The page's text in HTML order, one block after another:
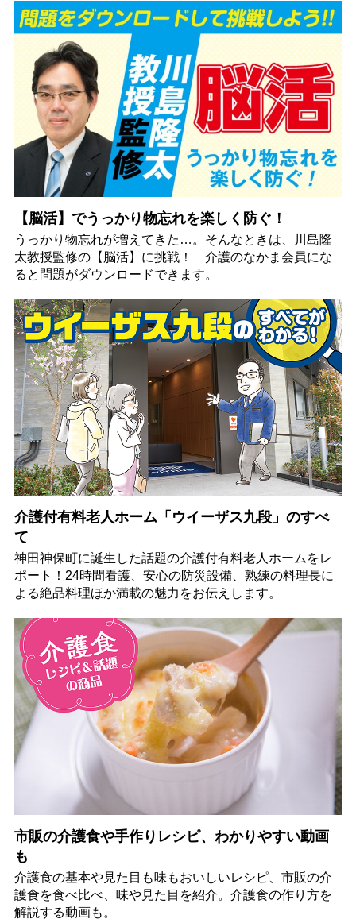
【脳活】でうっかり物忘れを楽しく防ぐ！
うっかり物忘れが増えてきた…。そんなときは、川島隆
太教授監修の【脳活】に挑戦！ 介護のなかま会員にな
ると問題がダウンロードできます。
介護付有料老人ホーム「ウイーザス九段」のすべ
て
神田神保町に誕生した話題の介護付有料老人ホームをレ
ポート！24時間看護、安心の防災設備、熟練の料理長に
よる絶品料理ほか満載の魅力をお伝えします。
市販の介護食や手作りレシピ、わかりやすい動画
も
介護食の基本や見た目も味もおいしいレシピ、市販の介
護食を食べ比べ、味や見た目を紹介。介護食の作り方を
解説する動画も。